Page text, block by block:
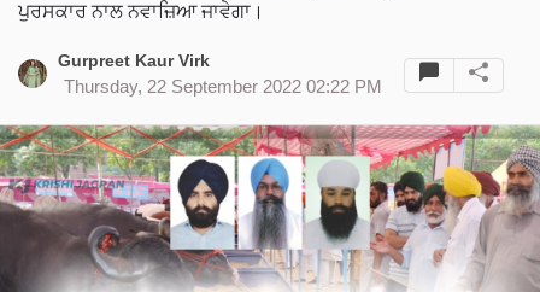
ਪੁਰਸਕਾਰ ਨਾਲ ਨਵਾਜ਼ਿਆ ਜਾਵੇਗਾ।
Gurpreet Kaur Virk
Thursday, 22 September 2022 02:22 PM